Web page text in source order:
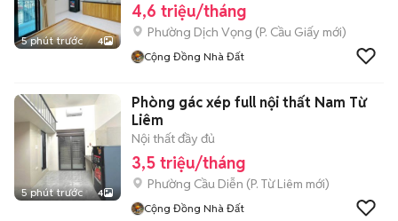
5 phút trước 4
4,6 triệu/tháng
Phường Dịch Vọng (P. Cầu Giấy mới)
Cộng Đồng Nhà Đất
5 phút trước 4
Phòng gác xép full nội thất Nam Từ
Liêm
Nội thất đầy đủ
3,5 triệu/tháng
Phường Cầu Diễn (P. Từ Liêm mới)
Cộng Đồng Nhà Đất